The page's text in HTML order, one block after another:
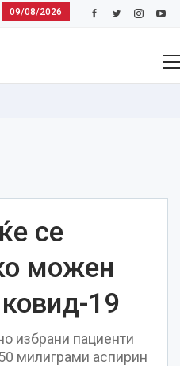
09/08/2026
се
можен
19
избрани пациенти
милиграми аспирин